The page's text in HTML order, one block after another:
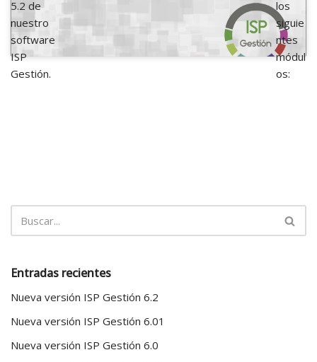
5.2 de
nuestro
software
ISP
Gestión.
los
siguie
ntes
módul
os:
Entradas recientes
Nueva versión ISP Gestión 6.2
Nueva versión ISP Gestión 6.01
Nueva versión ISP Gestión 6.0